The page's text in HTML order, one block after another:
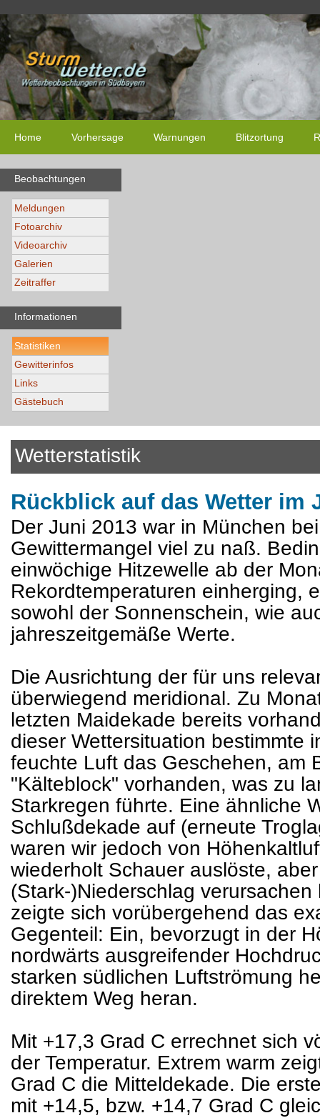
Home Vorhersage Warnungen Blitzortung
Beobachtungen
Meldungen
Fotoarchiv
Videoarchiv
Galerien
Zeitraffer
Informationen
Statistiken
Gewitterinfos
Links
Gästebuch
Wetterstatistik
Rückblick auf das Wetter im
Der Juni 2013 war in München
Gewittermangel viel zu naß.
einwöchige Hitzewelle ab der
Rekordtemperaturen einherging,
sowohl der Sonnenschein, wie
jahreszeitgemäße Werte.
Die Ausrichtung der für uns
überwiegend meridional. Zu
letzten Maidekade bereits
dieser Wettersituation bestimmte
feuchte Luft das Geschehen, am
"Kälteblock" vorhanden, was zu
Starkregen führte. Eine ähnliche
Schlußdekade auf (erneute
waren wir jedoch von
wiederholt Schauer auslöste,
(Stark-)Niederschlag
zeigte sich vorübergehend das
Gegenteil: Ein, bevorzugt in der
nordwärts ausgreifender
starken südlichen Luftströmung
direktem Weg heran.
Mit +17,3 Grad C errechnet sich
der Temperatur. Extrem warm
Grad C die Mitteldekade. Die
mit +14,5, bzw. +14,7 Grad C